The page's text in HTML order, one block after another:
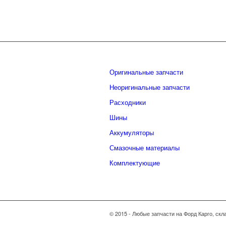
Оригинальные запчасти
Неоригинальные запчасти
Расходники
Шины
Аккумуляторы
Смазочные материалы
Комплектующие
© 2015 - Любые запчасти на Форд Карго,